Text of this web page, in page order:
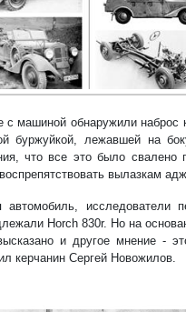
с машиной обнаружили наброс
буржуйкой, лежавшей на
что все это было свалено
вылазкам
автомобиль, исследователи
Horch 830r. Но на
и другое мнение -
керчанин Сергей Новожилов.